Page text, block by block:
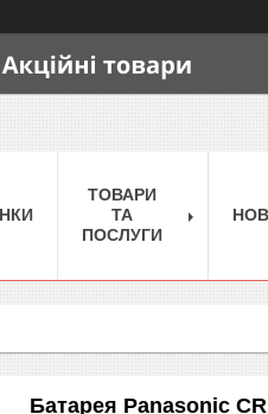
ТОВАРИ
ТА
ПОСЛУГИ
Батарея Panasonic